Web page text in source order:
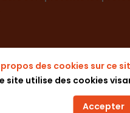
propos des cookies sur ce
site utilise des cookies
Accepter